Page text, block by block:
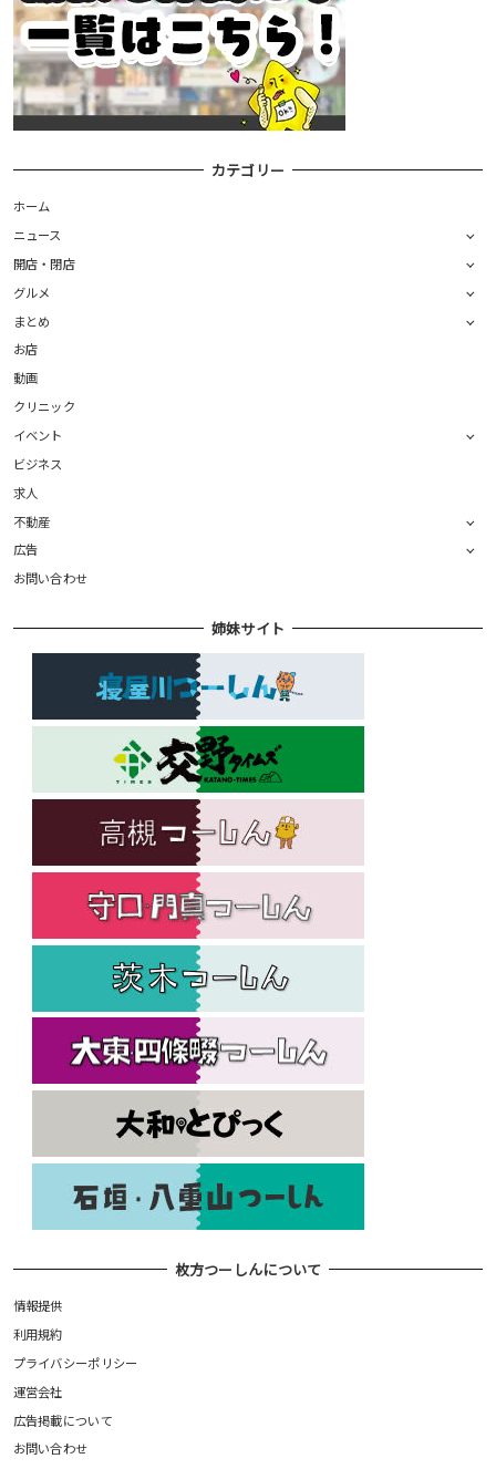
カテゴリー
ホーム
ニュース
開店・閉店
グルメ
まとめ
お店
動画
クリニック
イベント
ビジネス
求人
不動産
広告
お問い合わせ
姉妹サイト
枚方つーしんについて
情報提供
利用規約
プライバシーポリシー
運営会社
広告掲載について
お問い合わせ